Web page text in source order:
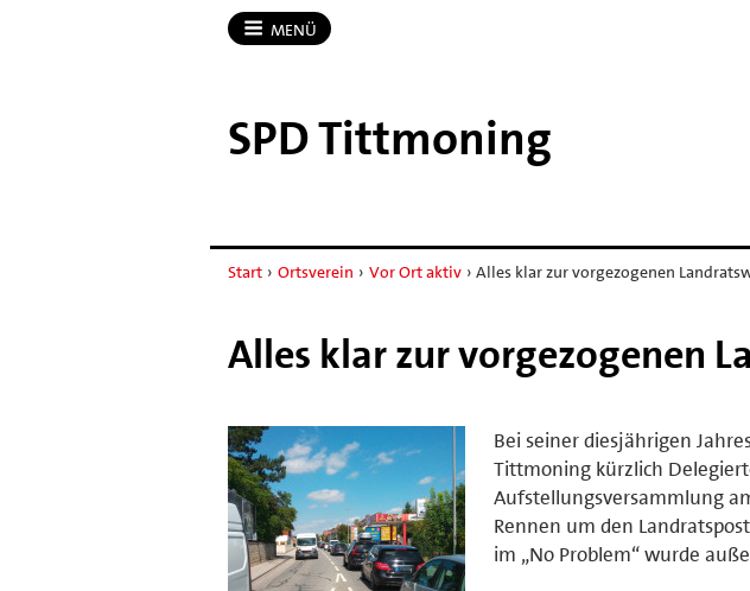
MENÜ
SPD Tittmoning
Start › Ortsverein › Vor Ort aktiv › Alles klar zur vorgezogenen
Alles klar zur vorgezogenen
Bei seiner diesjährigen
Tittmoning kürzlich
Aufstellungsversammlung
Rennen um den
im „No Problem“ wurde